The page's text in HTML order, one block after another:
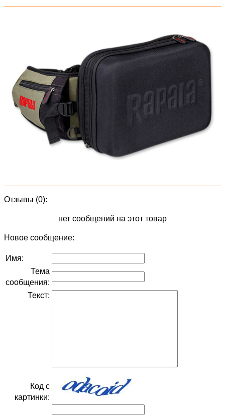
Отзывы (0):
нет сообщений на этот товар
Новое сообщение:
Имя:
Тема
сообщения:
Текст:
Код с
картинки: